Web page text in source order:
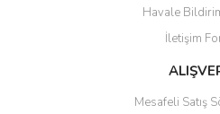
Ürün açıklamasında eksik bilgiler
Ürün bilgilerinde hatalar
Ürün fiyatı diğer sitelerden daha
Havale
İletişim
Mesafeli Satış